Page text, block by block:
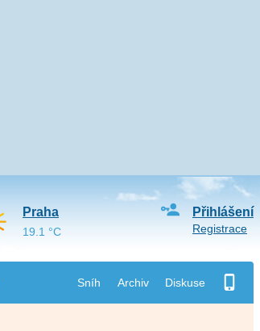
Sníh Archiv Diskuse
Přihlášení
Registrace
Praha
19.1 °C